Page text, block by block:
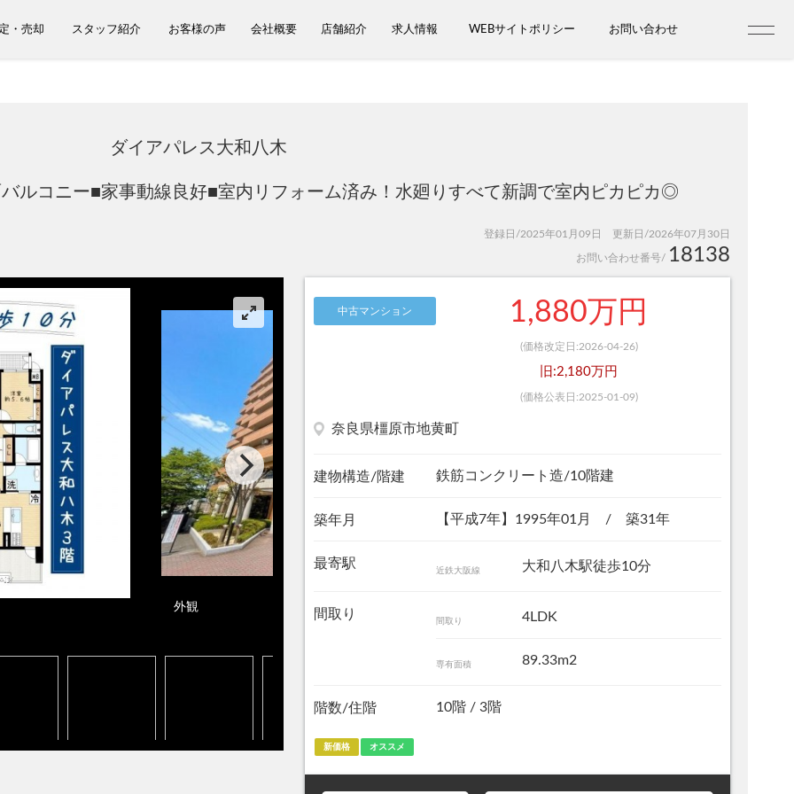
・売却 スタッフ紹介 お客様の声 会社概要 店舗紹介 求人情報 WEBサイトポリシー お問い合わせ
ダイアパレス大和八木
ルコニー■家事動線良好■室内リフォーム済み！水廻りすべて新調で室内ピカピカ◎
登録日/2025年01月09日 更新日/2026年07月30日
お問い合わせ番号/ 18138
外観
中古マンション 1,880万円
(価格改定日:2026-04-26)
旧:2,180万円
(価格公表日:2025-01-09)
奈良県橿原市地黄町
建物構造/階建 鉄筋コンクリート造/10階建
築年月 【平成7年】1995年01月 / 築31年
最寄駅 近鉄大阪線 大和八木駅徒歩10分
間取り 間取り 4LDK
専有面積 89.33m2
階数/住階 10階 / 3階
新価格 オススメ